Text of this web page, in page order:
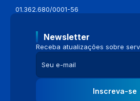
01.362.680/0001-56
Newsletter
Receba atualizações sobre
Inscreva-se